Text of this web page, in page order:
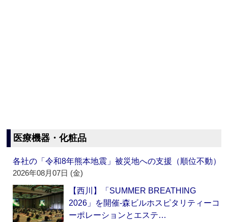
医療機器・化粧品
各社の「令和8年熊本地震」被災地への支援（順位不動）
2026年08月07日 (金)
【西川】「SUMMER BREATHING
2026」を開催‐森ビルホスピタリティーコ
ーポレーションとエステ…